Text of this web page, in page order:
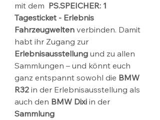
mit dem PS.SPEICHER: 1
Tagesticket - Erlebnis
Fahrzeugwelten verbinden. Damit
habt ihr Zugang zur
Erlebnisausstellung und zu allen
Sammlungen – und könnt euch
ganz entspannt sowohl die BMW
R32 in der Erlebnisausstellung als
auch den BMW Dixi in der
Sammlung